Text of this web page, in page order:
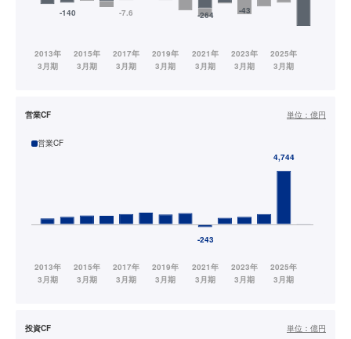
営業CF 単位： 億円
営業CF
投資CF 単位： 億円